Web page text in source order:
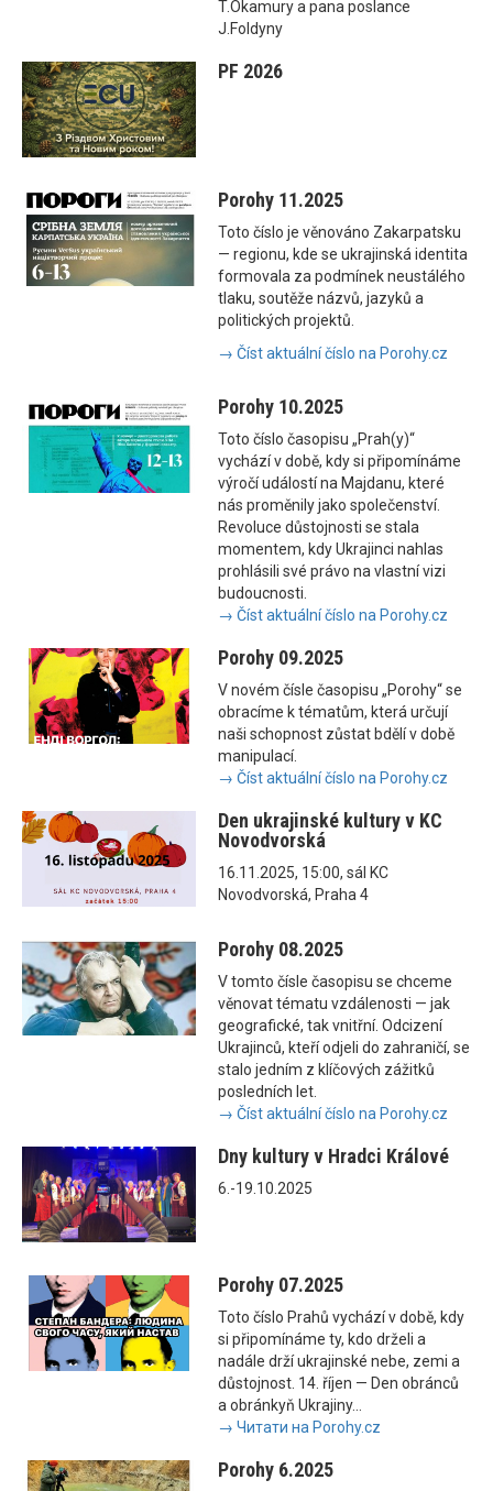
T.Okamury a pana poslance
J.Foldyny
PF 2026
Porohy 11.2025
Toto číslo je věnováno Zakarpatsku
— regionu, kde se ukrajinská identita
formovala za podmínek neustálého
tlaku, soutěže názvů, jazyků a
politických projektů.
→ Číst aktuální číslo na Porohy.cz
Porohy 10.2025
Toto číslo časopisu „Prah(y)“
vychází v době, kdy si připomínáme
výročí událostí na Majdanu, které
nás proměnily jako společenství.
Revoluce důstojnosti se stala
momentem, kdy Ukrajinci nahlas
prohlásili své právo na vlastní vizi
budoucnosti.
→ Číst aktuální číslo na Porohy.cz
Porohy 09.2025
V novém čísle časopisu „Porohy“ se
obracíme k tématům, která určují
naši schopnost zůstat bdělí v době
manipulací.
→ Číst aktuální číslo na Porohy.cz
Den ukrajinské kultury v KC
Novodvorská
16.11.2025, 15:00, sál KC
Novodvorská, Praha 4
Porohy 08.2025
V tomto čísle časopisu se chceme
věnovat tématu vzdálenosti — jak
geografické, tak vnitřní. Odcizení
Ukrajinců, kteří odjeli do zahraničí, se
stalo jedním z klíčových zážitků
posledních let.
→ Číst aktuální číslo na Porohy.cz
Dny kultury v Hradci Králové
6.-19.10.2025
Porohy 07.2025
Toto číslo Prahů vychází v době, kdy
si připomínáme ty, kdo drželi a
nadále drží ukrajinské nebe, zemi a
důstojnost. 14. říjen — Den obránců
a obránkyň Ukrajiny...
→ Читати на Porohy.cz
Porohy 6.2025